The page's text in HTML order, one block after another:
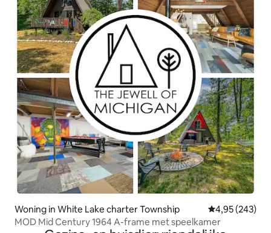
Woning in White Lake charter Township Gemiddelde
4,95 (243)
MOD Mid Century 1964 A-frame met speelkamer